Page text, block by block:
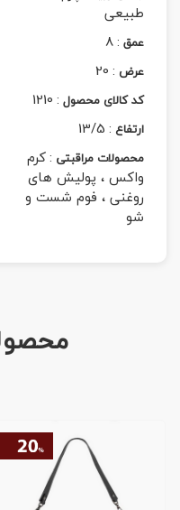
طبیعی
عمق :
8
عرض :
20
کد کالای محصول :
1210
ارتفاع :
13/5
محصولات مراقبتی :کرم
واکس ، پولیش های
روغنی ، فوم شست و
شو